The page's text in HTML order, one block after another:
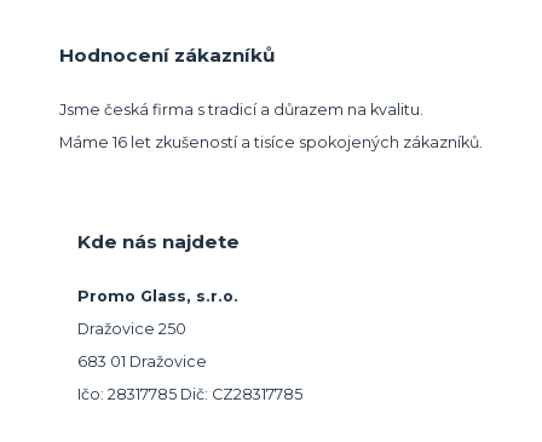
Hodnocení zákazníků
Jsme česká firma s tradicí a důrazem na kvalitu.
Máme 16 let zkušeností a tisíce spokojených zákazníků.
Kde nás najdete
Promo Glass, s.r.o.
Dražovice 250
683 01 Dražovice
Ičo: 28317785 Dič: CZ28317785